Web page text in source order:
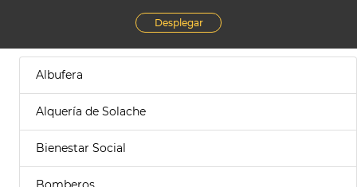
Desplegar
Albufera
Alquería de Solache
Bienestar Social